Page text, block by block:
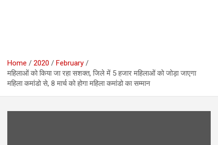
Home 2020
February
महिलाओं को किया जा रहा सशक्त, जिले में 5 हजार महिलाओं को जोड़ा जाएगा
महिला कमांडो से, 8 मार्च को होगा महिला कमांडो का सम्मान